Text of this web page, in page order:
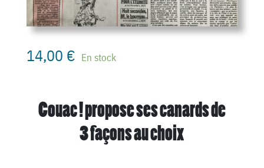
14,00 € En stock
Couac ! propose ses canards de
3 façons au choix